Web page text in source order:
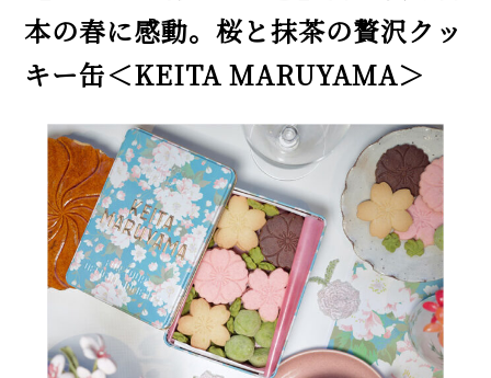
本の春に感動。桜と抹茶の贅沢クッ
キー缶＜KEITA MARUYAMA＞